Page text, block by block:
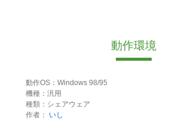
動作環境
動作OS：Windows 98/95
機種：汎用
種類：シェアウェア
作者：
いし